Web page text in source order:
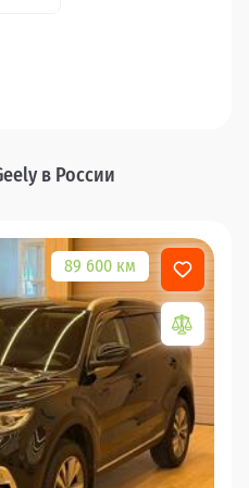
в России
89 600 км